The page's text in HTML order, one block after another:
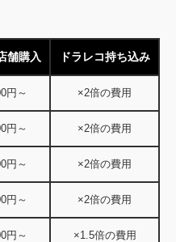
舗購入 ドラレコ持ち込み
円～ ×2倍の費用
円～ ×2倍の費用
円～ ×2倍の費用
円～ ×2倍の費用
円～ ×1.5倍の費用